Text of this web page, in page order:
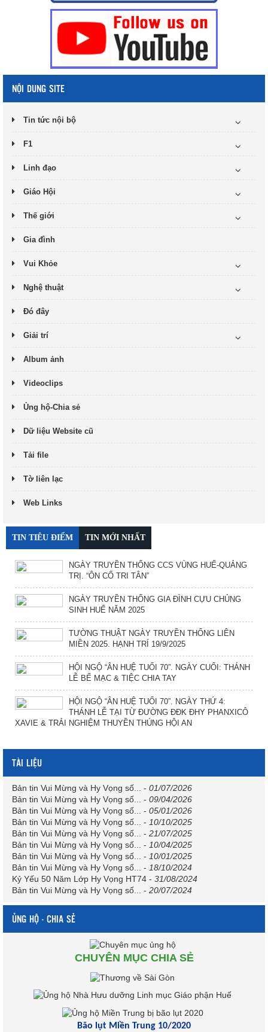
NỘI DUNG SITE
Tin tức nội bộ
F1
Linh đạo
Giáo Hội
Thế giới
Gia đình
Vui Khỏe
Nghệ thuật
Đó đây
Giải trí
Album ảnh
Videoclips
Ủng hộ-Chia sẻ
Dữ liệu Website cũ
Tải file
Tờ liên lạc
Web Links
TIN TIÊU ĐIỂM TIN MỚI NHẤT
NGÀY TRUYỀN THỐNG CCS VÙNG HUẾ-QUẢNG
TRỊ. “ÔN CỐ TRI TÂN”
NGÀY TRUYỀN THỐNG GIA ĐÌNH CỰU CHỦNG
SINH HUẾ NĂM 2025
TƯỜNG THUẬT NGÀY TRUYỀN THỐNG LIÊN
MIỀN 2025. HẠNH TRÍ 19/9/2025
HỘI NGỘ “ÂN HUỆ TUỔI 70”. NGÀY CUỐI: THÁNH
LỄ BẾ MẠC & TIỆC CHIA TAY
HỘI NGỘ “ÂN HUỆ TUỔI 70”. NGÀY THỨ 4:
THÁNH LỄ TẠI TỪ ĐƯỜNG ĐĐK ĐHY PHANXICÔ
XAVIE & TRẢI NGHIỆM THUYỀN THÚNG HỘI AN
TÀI LIỆU
Bản tin Vui Mừng và Hy Vọng số... - 01/07/2026
Bản tin Vui Mừng và Hy Vọng số...
- 09/04/2026
Bản tin Vui Mừng và Hy Vọng số...
- 05/01/2026
Bản tin Vui Mừng và Hy Vọng số...
- 10/10/2025
Bản tin Vui Mừng và Hy Vọng số...
- 21/07/2025
Bản tin Vui Mừng và Hy Vọng số...
- 10/04/2025
Bản tin Vui Mừng và Hy Vọng số...
- 10/01/2025
Bản tin Vui Mừng và Hy Vọng số...
- 18/10/2024
Kỷ Yếu 50 Năm Lớp Hy Vọng HT74 - 31/08/2024
Bản tin Vui Mừng và Hy Vọng số...
- 20/07/2024
ỦNG HỘ - CHIA SẺ
CHUYÊN MỤC CHIA SẺ
Bão lụt Miền Trung 10/2020